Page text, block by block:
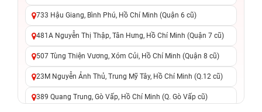
733 Hậu Giang, Bình Phú, Hồ Chí Minh (Quận 6 cũ)
481A Nguyễn Thị Thập, Tân Hưng, Hồ Chí Minh (Quận 7 cũ)
507 Tùng Thiện Vương, Xóm Củi, Hồ Chí Minh (Quận 8 cũ)
23M Nguyễn Ảnh Thủ, Trung Mỹ Tây, Hồ Chí Minh (Q.12 cũ)
389 Quang Trung, Gò Vấp, Hồ Chí Minh (Q. Gò Vấp cũ)